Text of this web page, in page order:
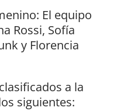
El equipo
Rossi, Sofía
y Florencia
a la
siguientes: